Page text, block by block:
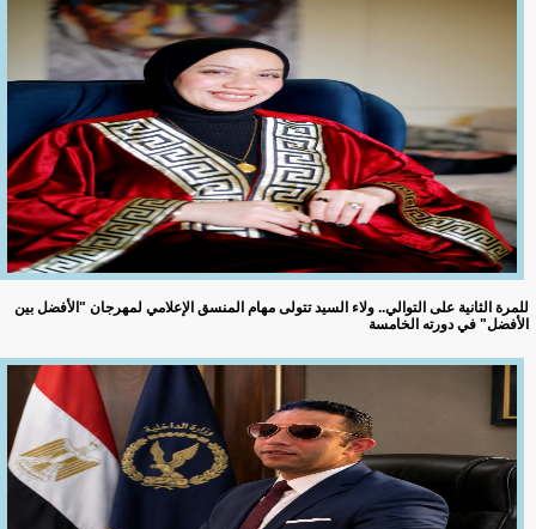
للمرة الثانية على التوالي.. ولاء السيد تتولى مهام المنسق الإعلامي لمهرجان "الأفضل بين
الأفضل" في دورته الخامسة